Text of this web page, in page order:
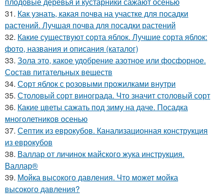
31. Как узнать, какая почва на участке для посадки
растений. Лучшая почва для посадки растений
32. Какие существуют сорта яблок. Лучшие сорта яблок:
фото, названия и описания (каталог)
33. Зола это, какое удобрение азотное или фосфорное.
Состав питательных веществ
34. Сорт яблок с розовыми прожилками внутри
35. Столовый сорт винограда. Что значит столовый сорт
36. Какие цветы сажать под зиму на даче. Посадка
многолетников осенью
37. Септик из еврокубов. Канализационная конструкция
из еврокубов
38. Валлар от личинок майского жука инструкция.
Валлар®
39. Мойка высокого давления. Что может мойка
высокого давления?